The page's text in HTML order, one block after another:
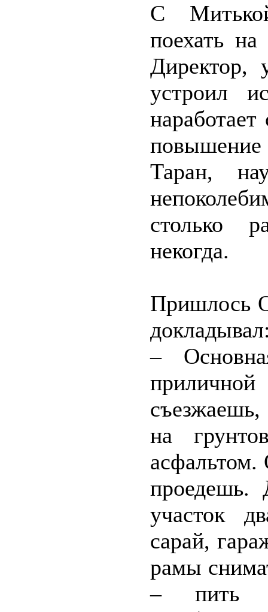
С
поехать
Директор,
устроил
Таран,
столько
некогда.
Пришлось
–
на
асфальтом.
проедешь.
участок
сарай,
рамы
– пить